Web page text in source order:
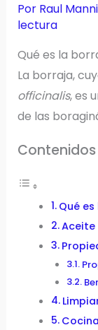
Por Raul
lectura
Qué es la
La borraja,
officinalis, es
de las
Qué
Aceite